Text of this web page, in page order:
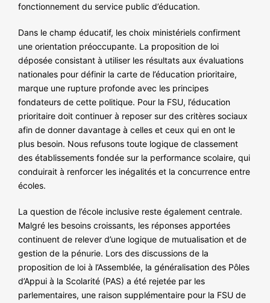
fonctionnement du service public d’éducation.
Dans le champ éducatif, les choix ministériels confirment
une orientation préoccupante. La proposition de loi
déposée consistant à utiliser les résultats aux évaluations
nationales pour définir la carte de l’éducation prioritaire,
marque une rupture profonde avec les principes
fondateurs de cette politique. Pour la FSU, l’éducation
prioritaire doit continuer à reposer sur des critères sociaux
afin de donner davantage à celles et ceux qui en ont le
plus besoin. Nous refusons toute logique de classement
des établissements fondée sur la performance scolaire, qui
conduirait à renforcer les inégalités et la concurrence entre
écoles.
La question de l’école inclusive reste également centrale.
Malgré les besoins croissants, les réponses apportées
continuent de relever d’une logique de mutualisation et de
gestion de la pénurie. Lors des discussions de la
proposition de loi à l’Assemblée, la généralisation des Pôles
d’Appui à la Scolarité (PAS) a été rejetée par les
parlementaires, une raison supplémentaire pour la FSU de